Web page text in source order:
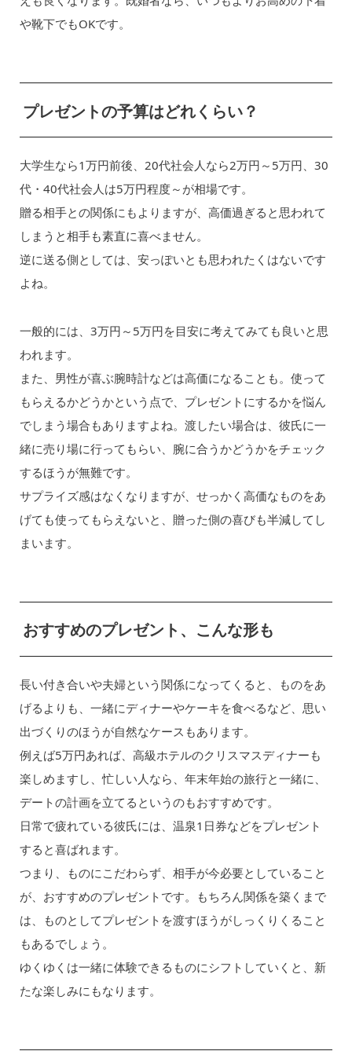
や靴下でもOKです。
プレゼントの予算はどれくらい？
大学生なら1万円前後、20代社会人なら2万円～5万円、30
代・40代社会人は5万円程度～が相場です。
贈る相手との関係にもよりますが、高価過ぎると思われて
しまうと相手も素直に喜べません。
逆に送る側としては、安っぽいとも思われたくはないです
よね。
一般的には、3万円～5万円を目安に考えてみても良いと思
われます。
また、男性が喜ぶ腕時計などは高価になることも。使って
もらえるかどうかという点で、プレゼントにするかを悩ん
でしまう場合もありますよね。渡したい場合は、彼氏に一
緒に売り場に行ってもらい、腕に合うかどうかをチェック
するほうが無難です。
サプライズ感はなくなりますが、せっかく高価なものをあ
げても使ってもらえないと、贈った側の喜びも半減してし
まいます。
おすすめのプレゼント、こんな形も
長い付き合いや夫婦という関係になってくると、ものをあ
げるよりも、一緒にディナーやケーキを食べるなど、思い
出づくりのほうが自然なケースもあります。
例えば5万円あれば、高級ホテルのクリスマスディナーも
楽しめますし、忙しい人なら、年末年始の旅行と一緒に、
デートの計画を立てるというのもおすすめです。
日常で疲れている彼氏には、温泉1日券などをプレゼント
すると喜ばれます。
つまり、ものにこだわらず、相手が今必要としていること
が、おすすめのプレゼントです。もちろん関係を築くまで
は、ものとしてプレゼントを渡すほうがしっくりくること
もあるでしょう。
ゆくゆくは一緒に体験できるものにシフトしていくと、新
たな楽しみにもなります。